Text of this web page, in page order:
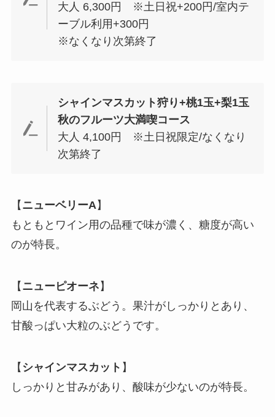
大人 6,300円 ※土日祝+200円/室内テ
ーブル利用+300円
※なくなり次第終了
シャインマスカット狩り+桃1玉+梨1玉
秋のフルーツ大満喫コース
大人 4,100円 ※土日祝限定/なくなり
次第終了
【 ニューベリーA】
もともとワイン用の品種で味が濃く、糖度が高い
のが特長。
【 ニューピオーネ 】
岡山を代表するぶどう。果汁がしっかりとあり、
甘酸っぱい大粒のぶどうです。
【 シャインマスカット 】
しっかりと甘みがあり、酸味が少ないのが特長。